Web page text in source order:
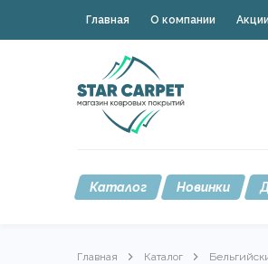
Главная О компании Акции
Каталог Новинки
Главная Каталог